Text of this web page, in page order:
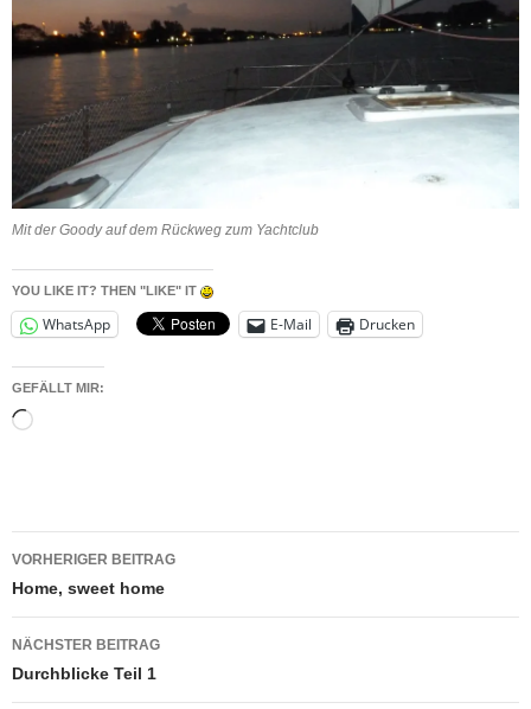
Mit der Goody auf dem Rückweg zum Yachtclub
YOU LIKE IT? THEN "LIKE" IT
WhatsApp E-Mail Drucken
GEFÄLLT MIR:
Wird
Beitragsnavigation
VORHERIGER BEITRAG
Home, sweet home
NÄCHSTER BEITRAG
Durchblicke Teil 1